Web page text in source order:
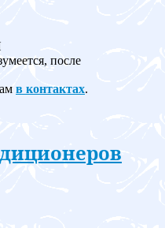
после
в контактах.